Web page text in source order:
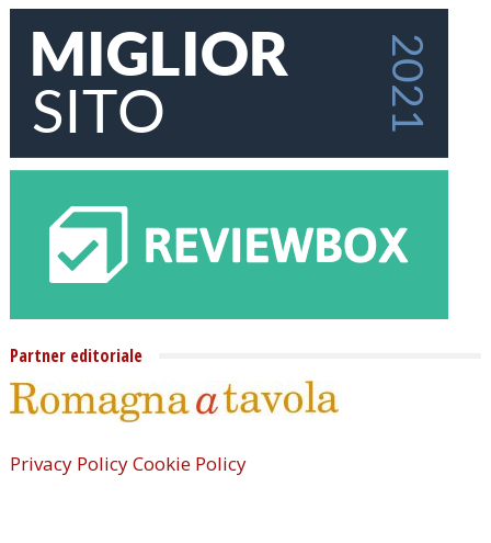
Partner editoriale
Privacy PolicyCookie Policy